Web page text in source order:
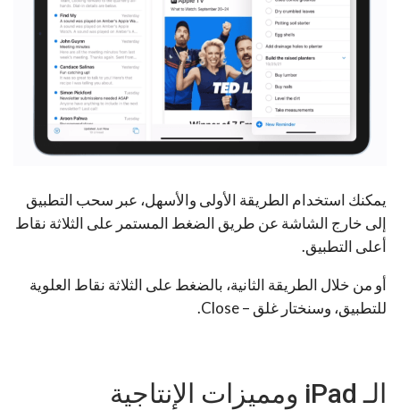
يمكنك استخدام الطريقة الأولى والأسهل، عبر سحب التطبيق
إلى خارج الشاشة عن طريق الضغط المستمر على الثلاثة نقاط
أعلى التطبيق.
أو من خلال الطريقة الثانية، بالضغط على الثلاثة نقاط العلوية
للتطبيق، وسنختار غلق – Close.
الـ iPad ومميزات الإنتاجية